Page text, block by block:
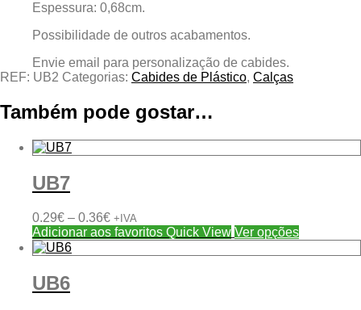
Espessura: 0,68cm.
Possibilidade de outros acabamentos.
Envie email para personalização de cabides.
REF: UB2 Categorias: Cabides de Plástico, Calças
Também pode gostar…
UB7
0.29€ – 0.36€Price
range:
through
+IVA
Adicionar aos favoritos Quick View Ver opçõesThis
has
UB6